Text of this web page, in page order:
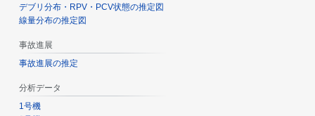
デブリ分布・RPV・PCV状態の推定図
線量分布の推定図
事故進展
事故進展の推定
分析データ
1号機